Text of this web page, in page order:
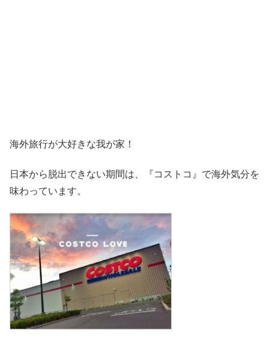
海外旅行が大好きな我が家！
日本から脱出できない期間は、『コストコ』 で海外気分を
味わっています。